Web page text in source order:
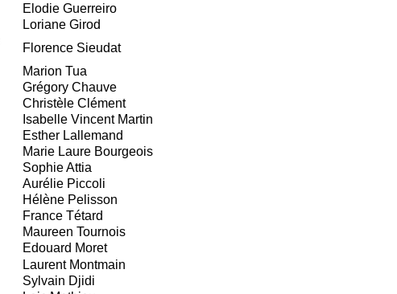
Elodie Guerreiro
Loriane Girod
Florence Sieudat
Marion Tua
Grégory Chauve
Christèle Clément
Isabelle Vincent Martin
Esther Lallemand
Marie Laure Bourgeois
Sophie Attia
Aurélie Piccoli
Hélène Pelisson
France Tétard
Maureen Tournois
Edouard Moret
Laurent Montmain
Sylvain Djidi